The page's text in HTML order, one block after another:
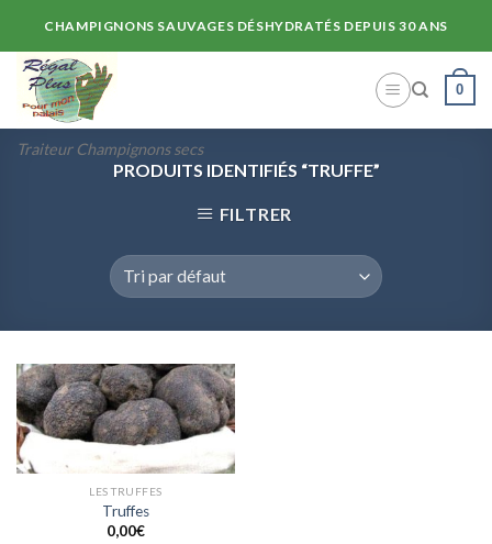
content
CHAMPIGNONS SAUVAGES DÉSHYDRATÉS DEPUIS 30 ANS
Traiteur Champignons secs
0
PRODUITS IDENTIFIÉS “TRUFFE”
FILTRER
LES TRUFFES
Truffes
0,00€